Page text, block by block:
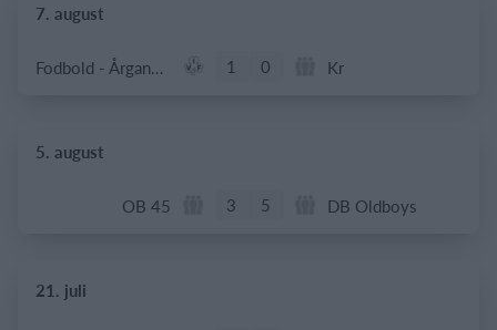
7. august
Fodbold - Årgang 2014 1 0 Kr
5. august
OB 45 3 5 DB Oldboys
21. juli